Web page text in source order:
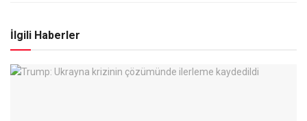
İlgili Haberler